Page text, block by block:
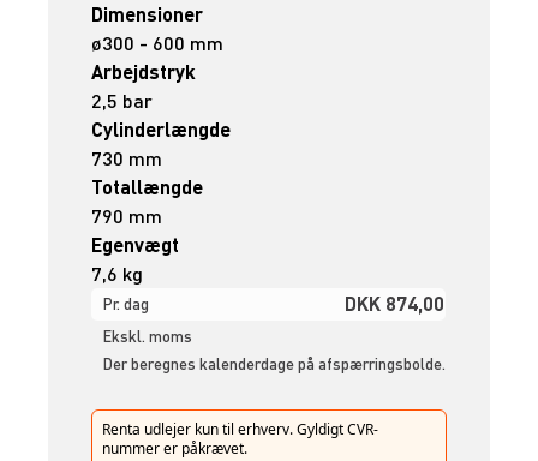
Dimensioner
ø300 - 600 mm
Arbejdstryk
2,5 bar
Cylinderlængde
730 mm
Totallængde
790 mm
Egenvægt
7,6 kg
Pr. dag DKK 874,00
Ekskl. moms
Der beregnes kalenderdage på afspærringsbolde.
Renta udlejer kun til erhverv. Gyldigt CVR-
nummer er påkrævet.